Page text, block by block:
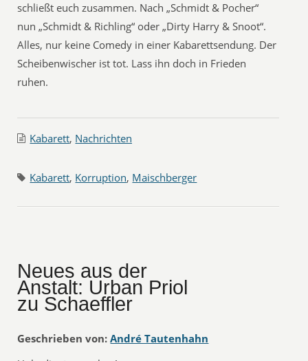
schließt euch zusammen. Nach „Schmidt & Pocher“
nun „Schmidt & Richling“ oder „Dirty Harry & Snoot“.
Alles, nur keine Comedy in einer Kabarettsendung. Der
Scheibenwischer ist tot. Lass ihn doch in Frieden
ruhen.
Kabarett, Nachrichten
Kabarett, Korruption, Maischberger
Neues aus der
Anstalt: Urban Priol
zu Schaeffler
Geschrieben von: André Tautenhahn